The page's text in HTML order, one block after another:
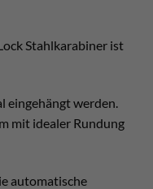
Stahlkarabiner ist
eingehängt werden.
mit idealer Rundung
automatische